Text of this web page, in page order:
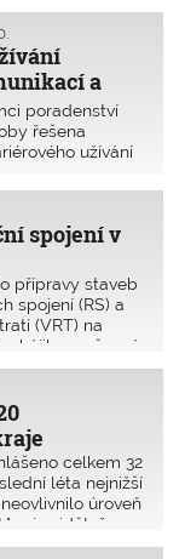
nebo
nemovitostí.
a
úprav
poradenství
řešena
užívání
aplikace
spojení v
přípravy staveb
spojení (RS) a
(VRT) na
současná
celkem 32
léta nejnižší
úroveň
a je vidět, že
vznikají také